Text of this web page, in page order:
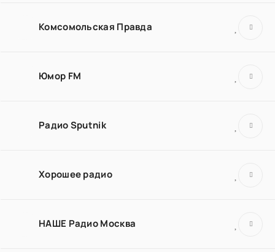
Комсомольская Правда
Юмор FM
Радио Sputnik
Хорошее радио
НАШЕ Радио Москва